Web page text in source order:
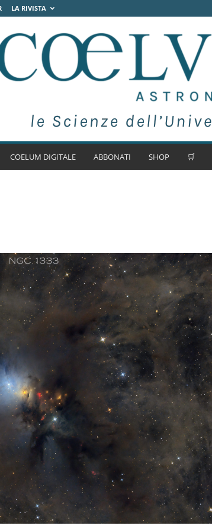
LA RIVISTA
COELUM DIGITALE ABBONATI SHOP 🛒